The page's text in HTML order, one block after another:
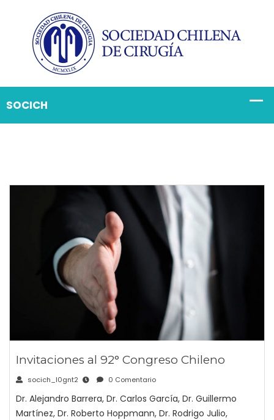
Invitaciones al 92° Congreso Chileno
socich_l0gnt2 0 Comentario
Dr. Alejandro Barrera, Dr. Carlos García, Dr. Guillermo
Martínez, Dr. Roberto Hoppmann, Dr. Rodrigo Julio,